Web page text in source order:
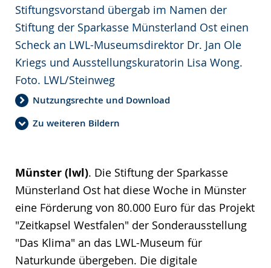
Stiftungsvorstand übergab im Namen der
Stiftung der Sparkasse Münsterland Ost einen
Scheck an LWL-Museumsdirektor Dr. Jan Ole
Kriegs und Ausstellungskuratorin Lisa Wong.
Foto. LWL/Steinweg
Nutzungsrechte und Download
Zu weiteren Bildern
Münster (lwl). Die Stiftung der Sparkasse
Münsterland Ost hat diese Woche in Münster
eine Förderung von 80.000 Euro für das Projekt
"Zeitkapsel Westfalen" der Sonderausstellung
"Das Klima" an das LWL-Museum für
Naturkunde übergeben. Die digitale